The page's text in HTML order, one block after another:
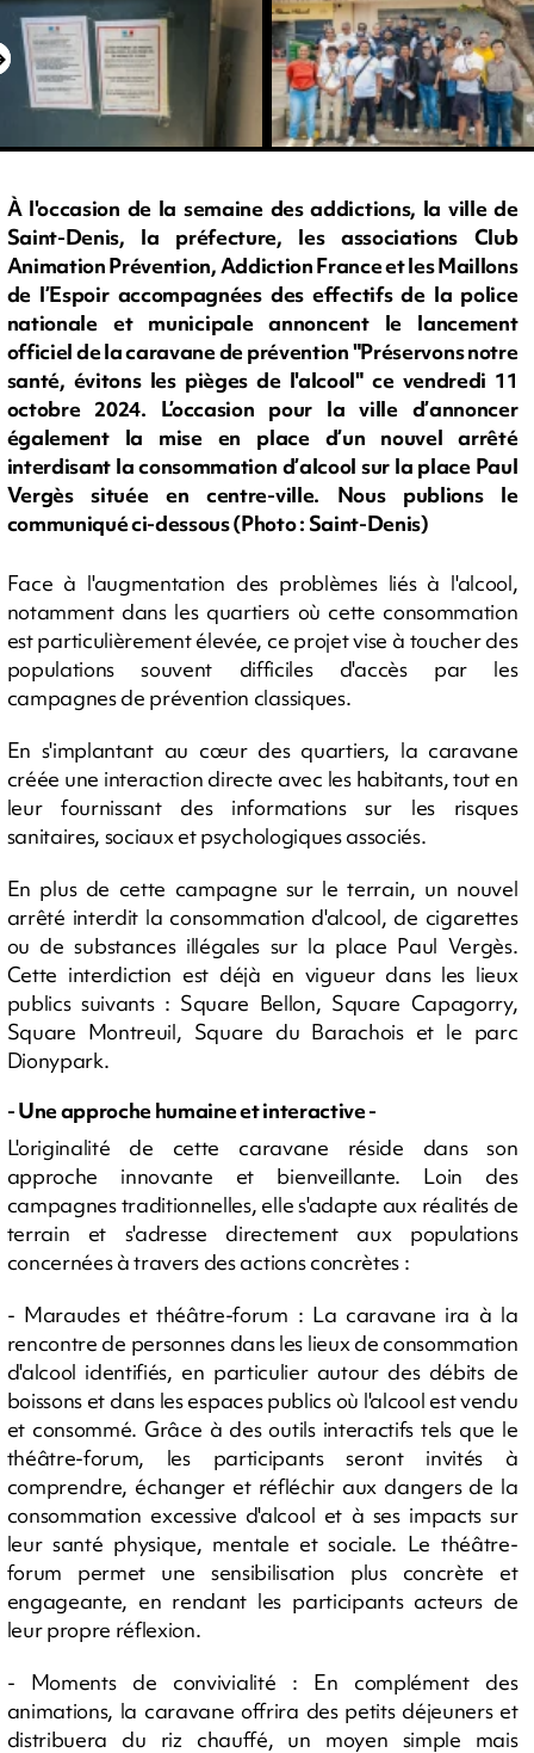
À l'occasion de la semaine des addictions, la ville de
Saint-Denis, la préfecture, les associations Club
Animation Prévention, Addiction France et les Maillons
de l’Espoir accompagnées des effectifs de la police
nationale et municipale annoncent le lancement
officiel de la caravane de prévention "Préservons notre
santé, évitons les pièges de l'alcool" ce vendredi 11
octobre 2024. L’occasion pour la ville d’annoncer
également la mise en place d’un nouvel arrêté
interdisant la consommation d’alcool sur la place Paul
Vergès située en centre-ville. Nous publions le
communiqué ci-dessous (Photo : Saint-Denis)
Face à l'augmentation des problèmes liés à l'alcool,
notamment dans les quartiers où cette consommation
est particulièrement élevée, ce projet vise à toucher des
populations souvent difficiles d'accès par les
campagnes de prévention classiques.
En s'implantant au cœur des quartiers, la caravane
créée une interaction directe avec les habitants, tout en
leur fournissant des informations sur les risques
sanitaires, sociaux et psychologiques associés.
En plus de cette campagne sur le terrain, un nouvel
arrêté interdit la consommation d'alcool, de cigarettes
ou de substances illégales sur la place Paul Vergès.
Cette interdiction est déjà en vigueur dans les lieux
publics suivants : Square Bellon, Square Capagorry,
Square Montreuil, Square du Barachois et le parc
Dionypark.
- Une approche humaine et interactive -
L'originalité de cette caravane réside dans son
approche innovante et bienveillante. Loin des
campagnes traditionnelles, elle s'adapte aux réalités de
terrain et s'adresse directement aux populations
concernées à travers des actions concrètes :
- Maraudes et théâtre-forum : La caravane ira à la
rencontre de personnes dans les lieux de consommation
d'alcool identifiés, en particulier autour des débits de
boissons et dans les espaces publics où l'alcool est vendu
et consommé. Grâce à des outils interactifs tels que le
théâtre-forum, les participants seront invités à
comprendre, échanger et réfléchir aux dangers de la
consommation excessive d'alcool et à ses impacts sur
leur santé physique, mentale et sociale. Le théâtre-
forum permet une sensibilisation plus concrète et
engageante, en rendant les participants acteurs de
leur propre réflexion.
- Moments de convivialité : En complément des
animations, la caravane offrira des petits déjeuners et
distribuera du riz chauffé, un moyen simple mais